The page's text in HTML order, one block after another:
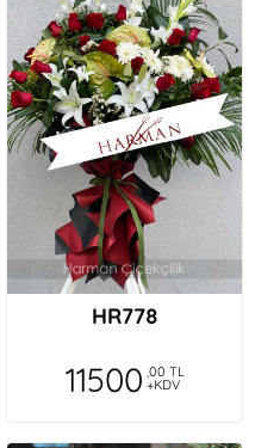
HR778
11500 ,00 TL
+KDV